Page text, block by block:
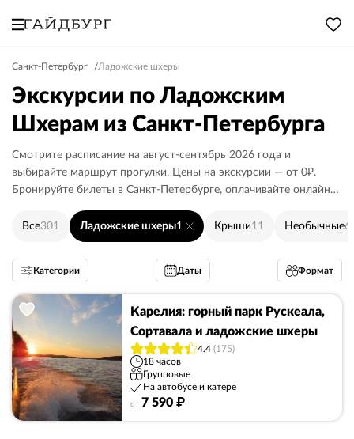
Санкт-Петербург Ладожские шхеры
Экскурсии по Ладожским
Шхерам из Санкт-Петербурга
Смотрите расписание на август-сентябрь 2026 года и
выбирайте маршрут прогулки. Цены на экскурсии — от 0₽.
Бронируйте билеты в Санкт-Петербурге, оплачивайте онлайн
Все301 Ладожские шхеры1 Крыши11 Необычные
Категории Даты Формат
Карелия: горный парк Рускеала,
Сортавала и ладожские шхеры
4.4 (175)
18 часов
Групповые
На автобусе и катере
от 7 590 ₽